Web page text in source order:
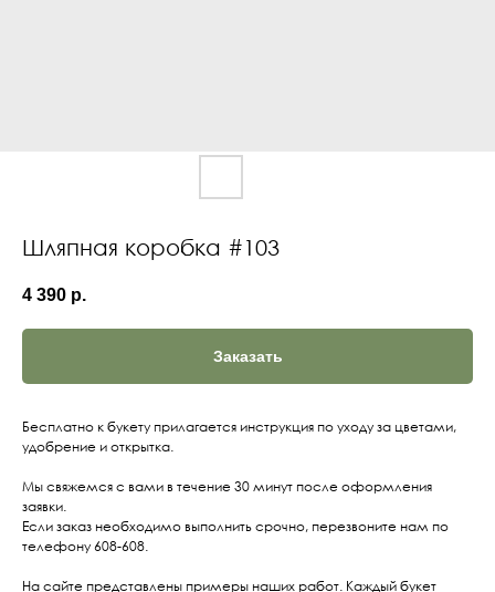
Шляпная коробка #103
4 390 р.
Заказать
Бесплатно к букету прилагается инструкция по уходу за цветами,
удобрение и открытка.
Мы свяжемся с вами в течение 30 минут после оформления
заявки.
Если заказ необходимо выполнить срочно, перезвоните нам по
телефону 608-608.
На сайте представлены примеры наших работ. Каждый букет